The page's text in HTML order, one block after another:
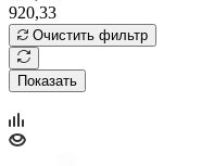
920,33
Очистить фильтр
Показать